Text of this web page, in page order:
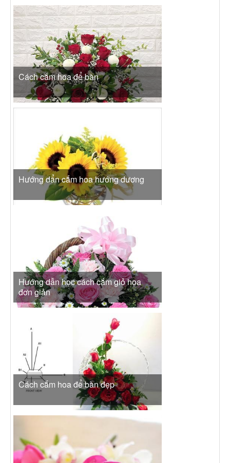
Cách cắm hoa để bàn
Hướng dẩn cắm hoa hướng dương
Hướng dẫn học cách cắm giỏ hoa
đơn giản
Cách cắm hoa để bàn đẹp